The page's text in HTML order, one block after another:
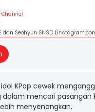
Channel
dan Seohyun SNSD
KPop cewek
dalam mencari
menyenangkan.